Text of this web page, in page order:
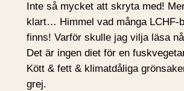
Inte så mycket att skryta med!
klart… Himmel vad många LCHF-
finns! Varför skulle jag vilja läsa
Det är ingen diet för en
Kött & fett & klimatdåliga
grej.